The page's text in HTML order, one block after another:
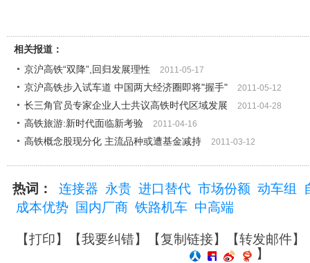
相关报道：
京沪高铁“双降”,回归发展理性
2011-05-17
京沪高铁步入试车道 中国两大经济圈即将"握手" 2011-05-12
长三角官员专家企业人士共议高铁时代区域发展 2011-04-28
高铁旅游:新时代面临新考验 2011-04-16
高铁概念股现分化 主流品种或遭基金减持 2011-03-12
热词： 连接器 永贵 进口替代 市场份额 动车组
成本优势
国内厂商 铁路机车 中高端
【打印】【我要纠错】【复制链接】【转发邮件】
】